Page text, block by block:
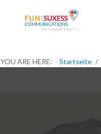
YOU ARE HERE: Startseite